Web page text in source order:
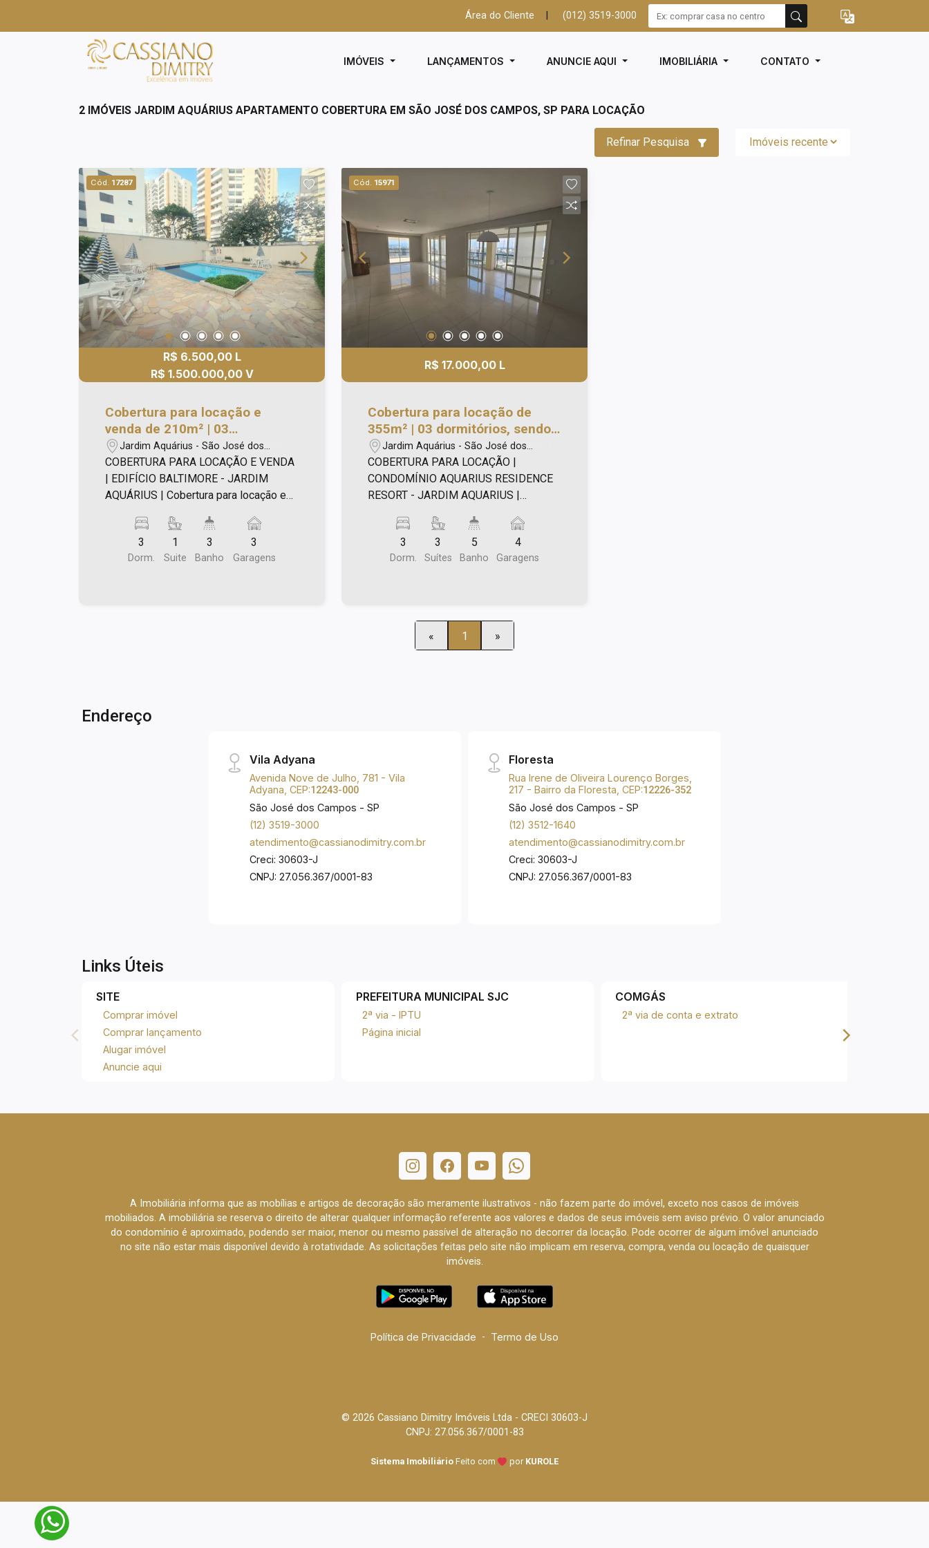
Área do Cliente (012) 3519-3000
IMÓVEIS LANÇAMENTOS ANUNCIE AQUI IMOBILIÁRIA CONTATO
2 IMÓVEIS JARDIM AQUÁRIUS APARTAMENTO COBERTURA EM SÃO JOSÉ DOS CAMPOS, SP PARA LOCAÇÃO
Refinar Pesquisa
Cód. 17287
R$ 6.500,00 L
R$ 1.500.000,00 V
Cobertura para locação e
venda de 210m² | 03
dormitórios, sendo 01 suíte e
03 vagas de garagem | Edifício
Baltimore - Jardim Aquárius |
São José dos Campos |
Jardim Aquárius - São José dos
Campos/SP
COBERTURA PARA LOCAÇÃO E VENDA
| EDIFÍCIO BALTIMORE - JARDIM
AQUÁRIUS | Cobertura para locação e
dormitórios, sendo 01 suíte; - Sala de
jantar; - Sala de estar; - Terraço com
Jacuzzi, churrasqueira, forno e fogão à
3
Dorm.
1
Suite
3
Banho
3
Garagens
Cód. 15971
R$ 17.000,00 L
Cobertura para locação de
355m² | 03 dormitórios, sendo
suítes e 04 vagas de garagem |
Condomínio Aquarius Resort -
Jardim Aquarius | São José dos
Campos |
Jardim Aquárius - São José dos
Campos/SP
COBERTURA PARA LOCAÇÃO |
CONDOMÍNIO AQUARIUS RESIDENCE
RESORT - JARDIM AQUARIUS |
sendo: - 03 dormitórios, sendo suítes
com armário; - Sala para 03 ambientes;
- Varanda ampla com churrasqueira e
adulto e infantil; - Quadra de tênis de
saibro; - Salão de festas; - Espaço
3
Dorm.
3
Suítes
5
Banho
4
Garagens
« 1 »
Endereço
Vila Adyana
Avenida Nove de Julho, 781 - Vila
Adyana, CEP:12243-000
São José dos Campos - SP
(12) 3519-3000
atendimento@cassianodimitry.com.br
Creci: 30603-J
CNPJ: 27.056.367/0001-83
Floresta
Rua Irene de Oliveira Lourenço Borges,
217 - Bairro da Floresta, CEP:12226-352
São José dos Campos - SP
(12) 3512-1640
atendimento@cassianodimitry.com.br
Creci: 30603-J
CNPJ: 27.056.367/0001-83
Links Úteis
SITE
Comprar imóvel
Comprar lançamento
Alugar imóvel
Anuncie aqui
PREFEITURA MUNICIPAL SJC
2ª via - IPTU
Página inicial
COMGÁS
2ª via de conta e extrato
A Imobiliária informa que as mobílias e artigos de decoração são meramente ilustrativos - não fazem parte do imóvel, exceto nos casos de imóveis
mobiliados. A imobiliária se reserva o direito de alterar qualquer informação referente aos valores e dados de seus imóveis sem aviso prévio. O valor anunciado
do condomínio é aproximado, podendo ser maior, menor ou mesmo passível de alteração no decorrer da locação. Pode ocorrer de algum imóvel anunciado
no site não estar mais disponível devido à rotatividade. As solicitações feitas pelo site não implicam em reserva, compra, venda ou locação de quaisquer
imóveis.
Política de Privacidade - Termo de Uso
© 2026 Cassiano Dimitry Imóveis Ltda - CRECI 30603-J
CNPJ: 27.056.367/0001-83
Sistema Imobiliário Feito com por KUROLE